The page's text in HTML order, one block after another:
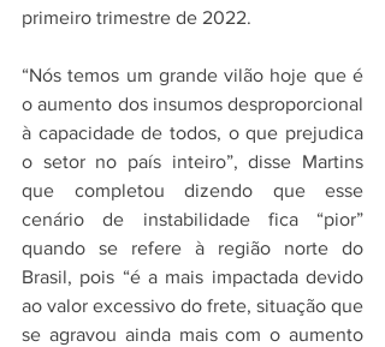
primeiro trimestre de 2022.
“Nós temos um grande vilão hoje que é
o aumento dos insumos desproporcional
à capacidade de todos, o que prejudica
o setor no país inteiro”, disse Martins
que completou dizendo que esse
cenário de instabilidade fica “pior”
quando se refere à região norte do
Brasil, pois “é a mais impactada devido
ao valor excessivo do frete, situação que
se agravou ainda mais com o aumento